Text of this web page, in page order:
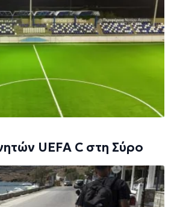
UEFA C στη Σύρο